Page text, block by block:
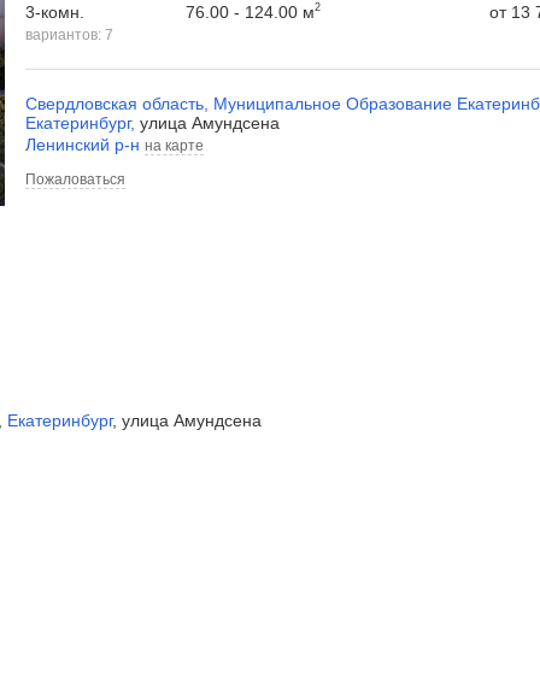
3-комн.
вариантов: 7
76.00 - 124.00 м2 от 13
Свердловская область Муниципальное Образование
Екатеринбург, улица Амундсена
Ленинский р-н на карте
Пожаловаться
Екатеринбург, улица Амундсена